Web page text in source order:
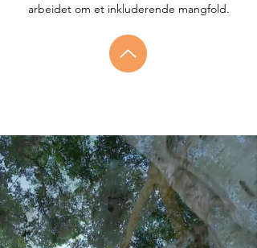
arbeidet om et inkluderende mangfold.